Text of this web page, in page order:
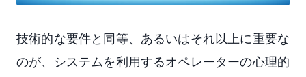
技術的な要件と同等、あるいはそれ以上に重要な
のが、システムを利用するオペレーターの心理的